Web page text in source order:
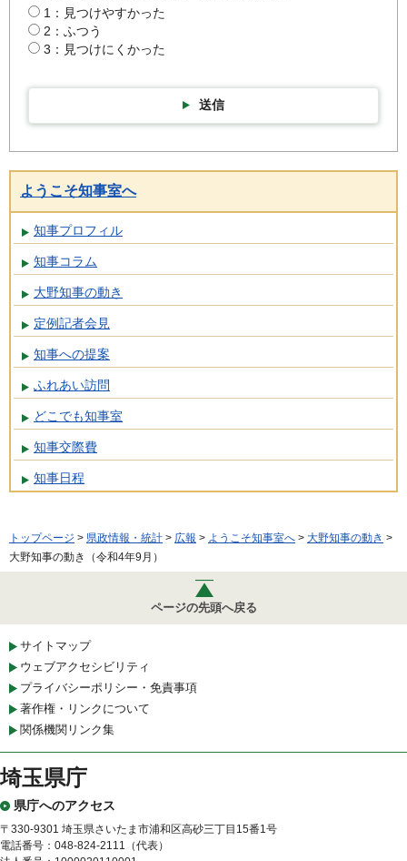
1：見つけやすかった
2：ふつう
3：見つけにくかった
送信
ようこそ知事室へ
知事プロフィル
知事コラム
大野知事の動き
定例記者会見
知事への提案
ふれあい訪問
どこでも知事室
知事交際費
知事日程
トップページ > 県政情報・統計 > 広報 > ようこそ知事室へ > 大野知事の動き >
大野知事の動き（令和4年9月）
ページの先頭へ戻る
サイトマップ
ウェブアクセシビリティ
プライバシーポリシー・免責事項
著作権・リンクについて
関係機関リンク集
埼玉県庁
県庁へのアクセス
〒330-9301 埼玉県さいたま市浦和区高砂三丁目15番1号
電話番号：048-824-2111（代表）